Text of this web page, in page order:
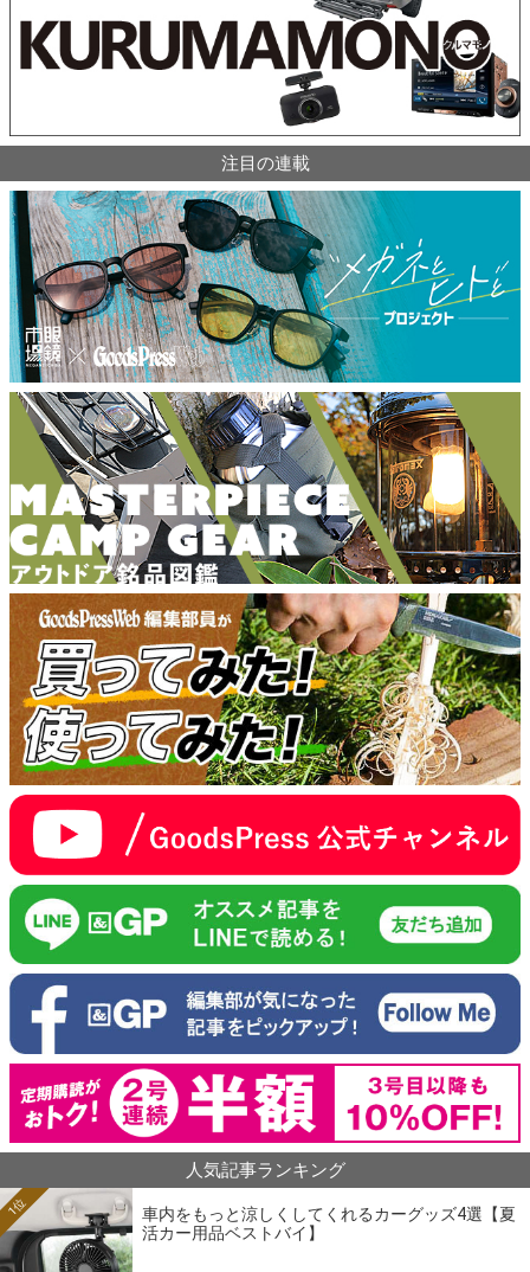
注目の連載
人気記事ランキング
車内をもっと涼しくしてくれるカーグッズ4選【夏
活カー用品ベストバイ】
1位